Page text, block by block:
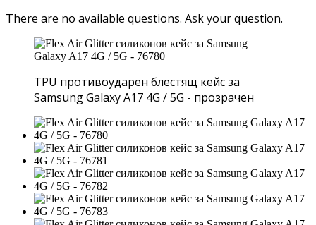
There are no available questions. Ask your question.
TPU противоударен блестящ кейс за
Samsung Galaxy A17 4G / 5G - прозрачен